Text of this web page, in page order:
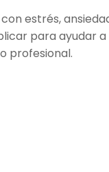
estrés,
para ayudar
profesional.